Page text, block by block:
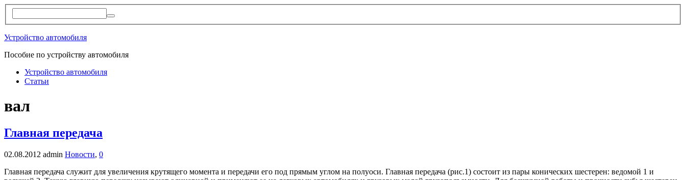
Устройство автомобиля
Пособие по устройству автомобиля
Устройство автомобиля
Статьи
вал
Главная передача
02.08.2012 admin Новости, 0
Главная передача служит для увеличения крутящего момента и передачи его под прямым углом на полуоси. Главная передача (рис.1) состоит из пары конических шестерен: ведомой 1 и